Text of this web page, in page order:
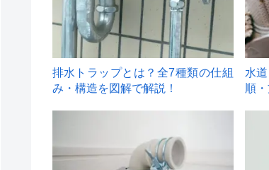
排水トラップとは？全7種類の仕組
み・構造を図解で解説！
水
順